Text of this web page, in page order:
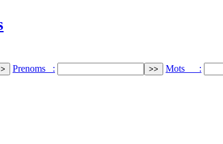
Prenoms : Mots :